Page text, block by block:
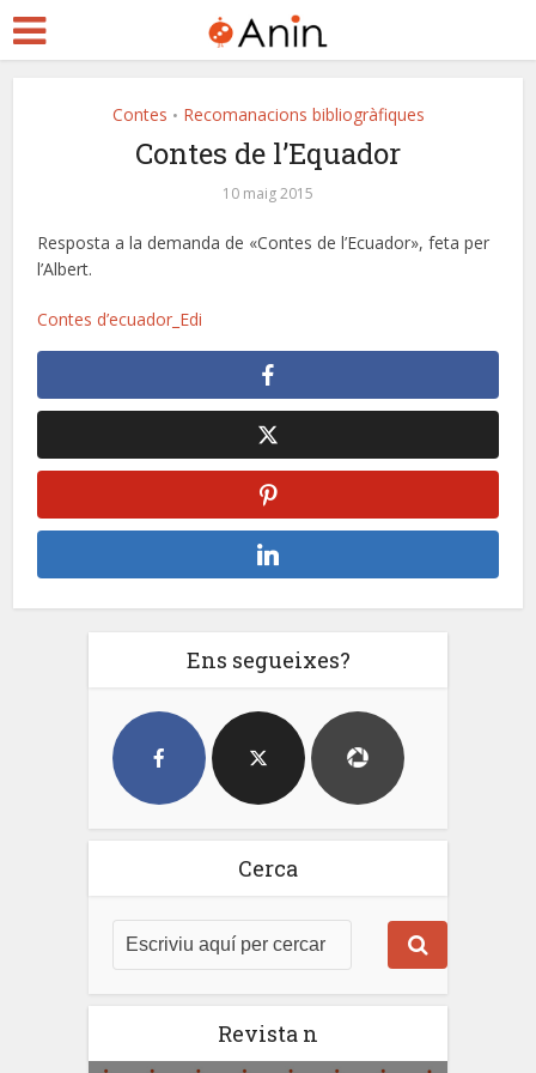
Contes • Recomanacions bibliogràfiques
Contes de l’Equador
10 maig 2015
Resposta a la demanda de «Contes de l’Ecuador», feta per
l’Albert.
Contes d’ecuador_Edi
Ens segueixes?
Cerca
Revista n